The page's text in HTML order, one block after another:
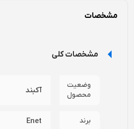
مشخصات
مشخصات کلی
وضعیت
محصول
آکبند
برند Enet